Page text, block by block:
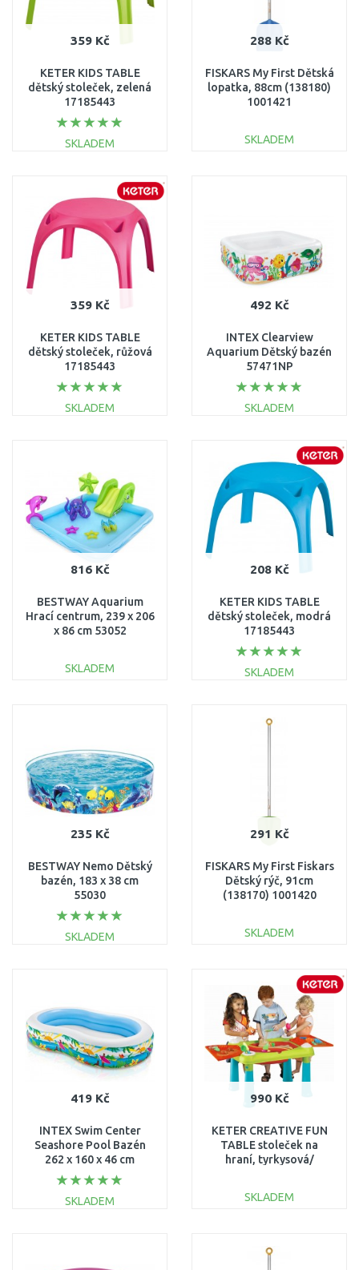
359 Kč
KETER KIDS TABLE
dětský stoleček, zelená
17185443
SKLADEM
288 Kč
FISKARS My First Dětská
lopatka, 88cm (138180)
1001421
SKLADEM
359 Kč
KETER KIDS TABLE
dětský stoleček, růžová
17185443
SKLADEM
Porovnat
492 Kč
INTEX Clearview
Aquarium Dětský bazén
57471NP
SKLADEM
816 Kč
BESTWAY Aquarium
Hrací centrum, 239 x 206
x 86 cm 53052
SKLADEM
208 Kč
KETER KIDS TABLE
dětský stoleček, modrá
17185443
SKLADEM
235 Kč
BESTWAY Nemo Dětský
bazén, 183 x 38 cm
55030
SKLADEM
291 Kč
FISKARS My First Fiskars
Dětský rýč, 91cm
(138170) 1001420
SKLADEM
Porovnat
419 Kč
INTEX Swim Center
Seashore Pool Bazén
262 x 160 x 46 cm
56490NP
SKLADEM
990 Kč
KETER CREATIVE FUN
TABLE stoleček na
hraní, tyrkysová/
SKLADEM